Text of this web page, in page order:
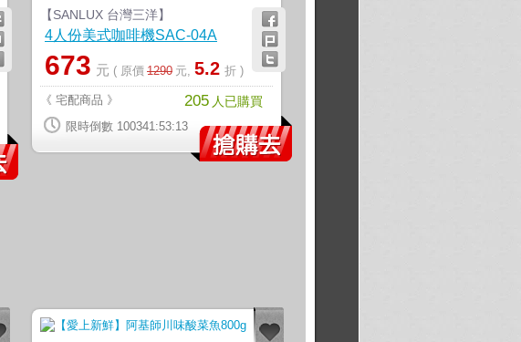
205 人已購買
【SANLUX 台灣三洋】
4人份美式咖啡機SAC-04A
673 元 ( 原價 1290 元, 5.2 折 )
《 宅配商品 》
限時倒數 100341:53:12